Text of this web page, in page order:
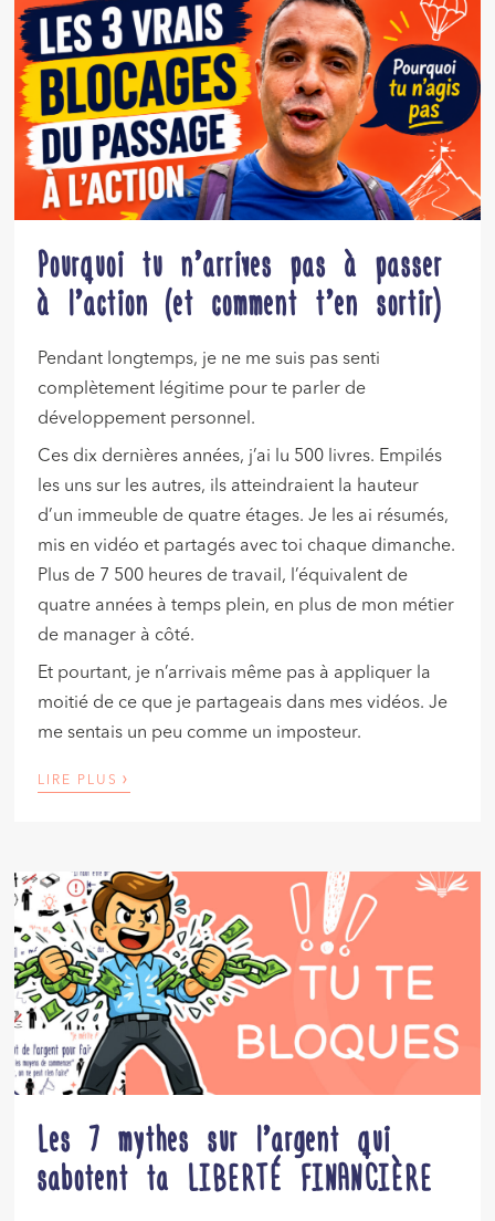
Pourquoi tu n’arrives pas à passer
à l’action (et comment t’en sortir)
Pendant longtemps, je ne me suis pas senti
complètement légitime pour te parler de
développement personnel.
Ces dix dernières années, j’ai lu 500 livres. Empilés
les uns sur les autres, ils atteindraient la hauteur
d’un immeuble de quatre étages. Je les ai résumés,
mis en vidéo et partagés avec toi chaque dimanche.
Plus de 7 500 heures de travail, l’équivalent de
quatre années à temps plein, en plus de mon métier
de manager à côté.
Et pourtant, je n’arrivais même pas à appliquer la
moitié de ce que je partageais dans mes vidéos. Je
me sentais un peu comme un imposteur.
LIRE PLUS ›
Les 7 mythes sur l’argent qui
sabotent ta LIBERTÉ FINANCIÈRE